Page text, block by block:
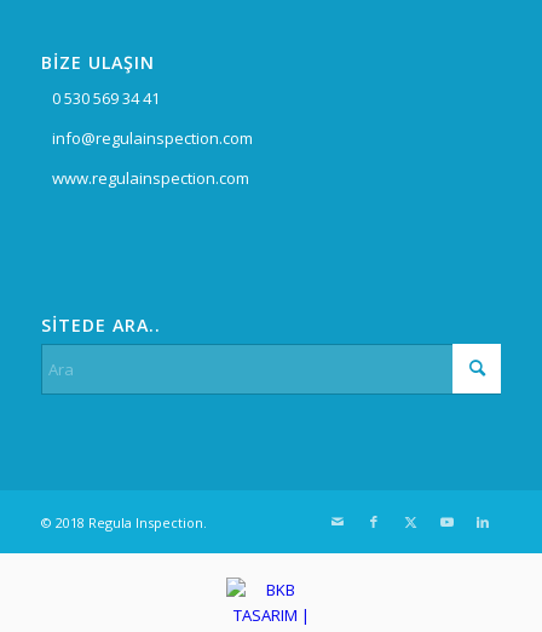
BİZE ULAŞIN
0 530 569 34 41
info@regulainspection.com
www.regulainspection.com
SİTEDE ARA..
© 2018 Regula Inspection.